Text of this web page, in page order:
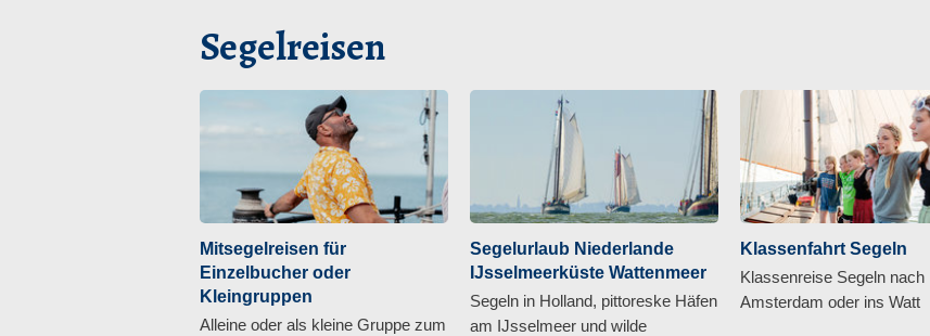
Segelreisen
Mitsegelreisen für
Einzelbucher oder
Kleingruppen
Alleine oder als kleine Gruppe zum
Segelurlaub Niederlande
IJsselmeerküste Wattenmeer
Segeln in Holland, pittoreske Häfen
am IJsselmeer und wilde
Klassenfahrt Segeln
Klassenreise Segeln nach
Amsterdam oder ins Watt